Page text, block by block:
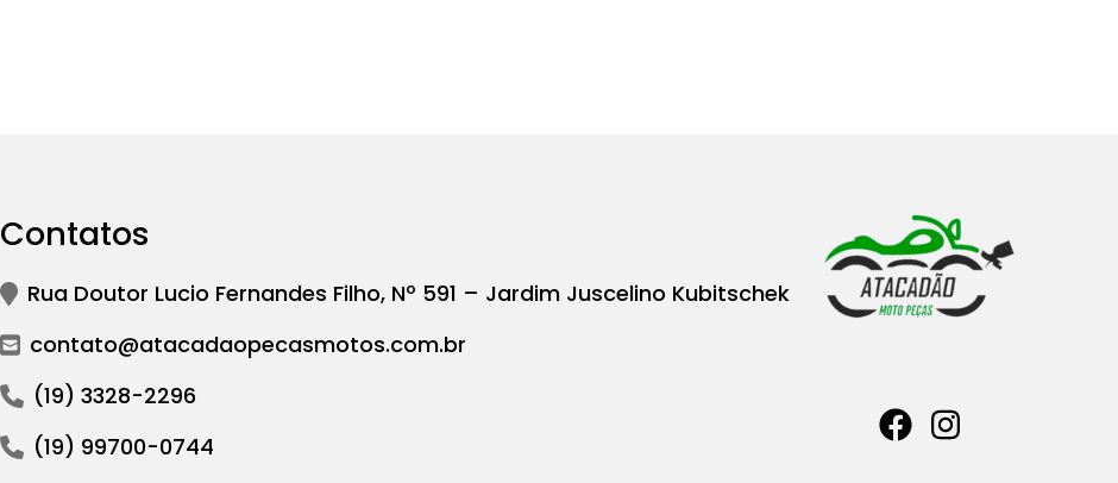
Contatos
Rua Doutor Lucio Fernandes Filho, Nº 591 – Jardim Juscelino Kubitschek
contato@atacadaopecasmotos.com.br
(19) 3328-2296
(19) 99700-0744